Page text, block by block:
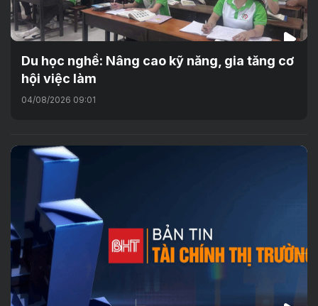
Du học nghề: Nâng cao kỹ năng, gia tăng cơ
hội việc làm
04/08/2026 09:01